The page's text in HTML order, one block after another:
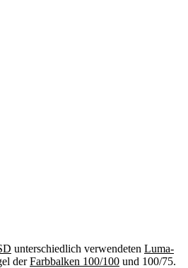
unterschiedlich verwendeten Luma-
derFarbbalken 100/100 und 100/75.